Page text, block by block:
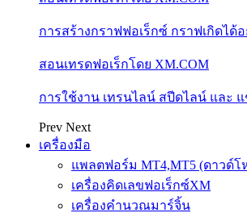
การสร้างกราฟฟอเร็กซ์ กราฟเกิดได้อ
สอนเทรดฟอเร็กโดย XM.COM
การใช้งาน เทรนไลน์ สปีดไลน์ และ
Prev Next
เครื่องมือ
แพลตฟอร์ม MT4,MT5 (ดาวด์โ
เครื่องคิดเลขฟอเร็กซ์XM
เครื่องคำนวณมาร์จิ้น